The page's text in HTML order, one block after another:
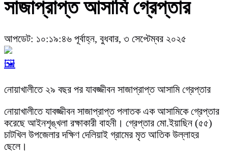
সাজাপ্রাপ্ত আসামি গ্রেপ্তার
আপডেট: ১০:১৯:৪৬ পূর্বাহ্ন, বুধবার, ৩ সেপ্টেম্বর ২০২৫
🖼️
নোয়াখালীতে ২৯ বছর পর যাবজ্জীবন সাজাপ্রাপ্ত আসামি গ্রেপ্তার
নোয়াখালীতে যাবজ্জীবন সাজাপ্রাপ্ত পলাতক এক আসামিকে গ্রেপ্তার
করেছে আইনশৃঙ্খলা রক্ষাকারী বাহনী। গ্রেপ্তার মো.ইয়াছিন (৫৫)
চাটখিল উপজেলার দক্ষিণ দেলিয়াই গ্রামের মৃত আতিক উল্লাহর
ছেলে।